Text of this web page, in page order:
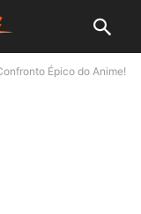
Épico do Anime!